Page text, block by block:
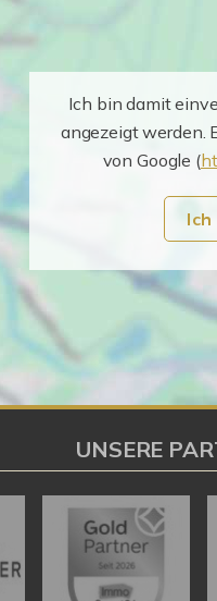
Ich bin damit
angezeigt werden.
von Google (
UNSERE